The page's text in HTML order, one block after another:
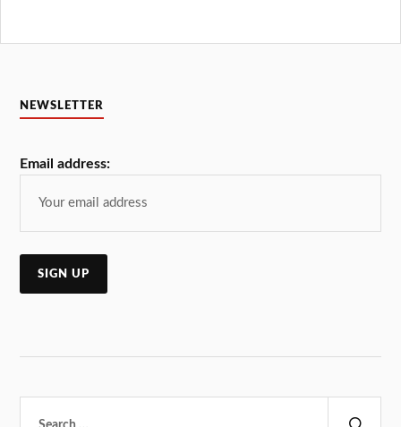
NEWSLETTER
Email address: